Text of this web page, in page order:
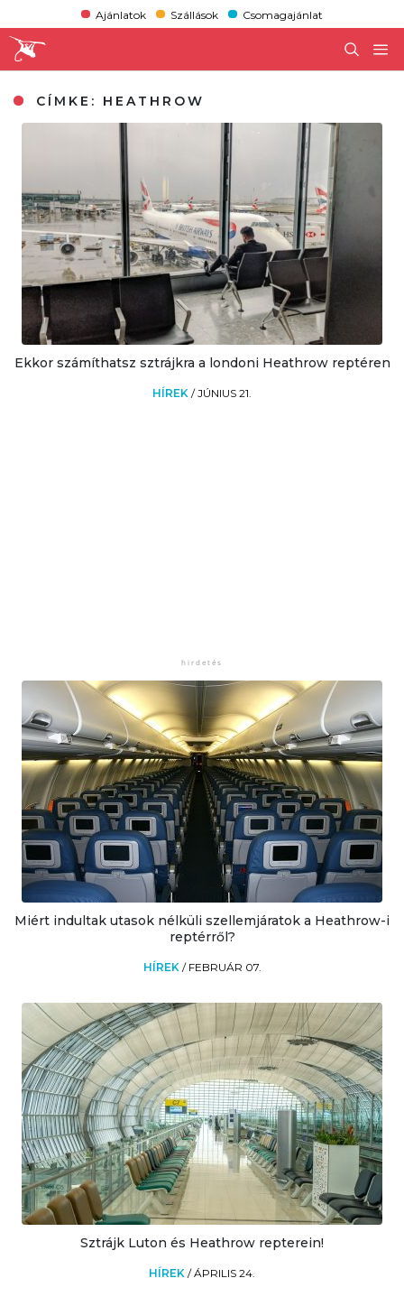
Ajánlatok Szállások Csomagajánlat
CÍMKE: HEATHROW
Ekkor számíthatsz sztrájkra a londoni Heathrow reptéren
HÍREK /JÚNIUS 21.
Miért indultak utasok nélküli szellemjáratok a Heathrow-i
reptérről?
HÍREK / FEBRUÁR 07.
Sztrájk Luton és Heathrow repterein!
HÍREK /ÁPRILIS 24.